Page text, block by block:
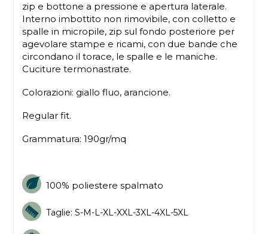
zip e bottone a pressione e apertura laterale.
Interno imbottito non rimovibile, con colletto e
spalle in micropile, zip sul fondo posteriore per
agevolare stampe e ricami, con due bande che
circondano il torace, le spalle e le maniche.
Cuciture termonastrate.
Colorazioni: giallo fluo, arancione.
Regular fit.
Grammatura: 190gr/mq
100% poliestere spalmato
Taglie: S-M-L-XL-XXL-3XL-4XL-5XL